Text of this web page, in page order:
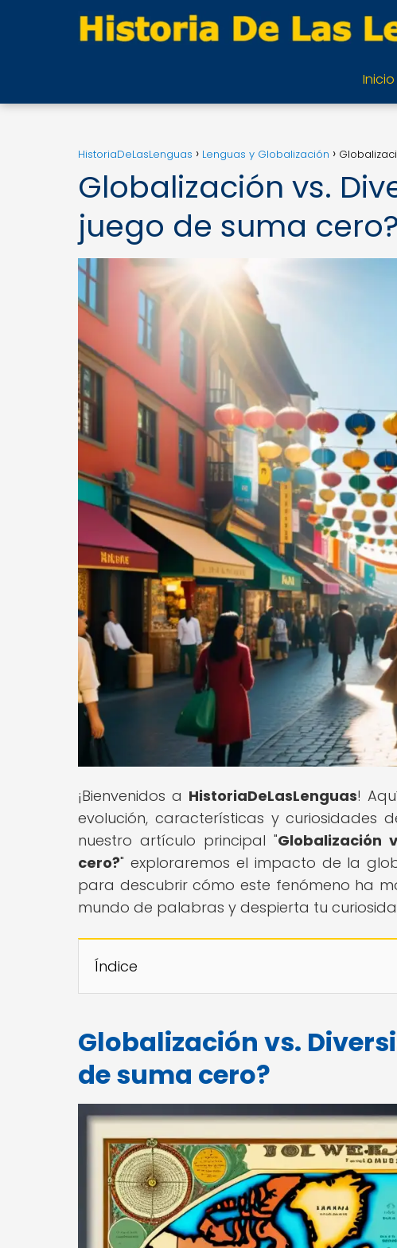
Inicio
HistoriaDeLasLenguas Lenguas y Globalización
Globalización vs.
juego de suma cero?
¡Bienvenidos a HistoriaDeLasLenguas!
evolución, características y curiosidades
nuestro artículo principal "Globalización
cero?" exploraremos el impacto de la
para descubrir cómo este fenómeno ha
mundo de palabras y despierta tu
Índice
Globalización vs.
de suma cero?